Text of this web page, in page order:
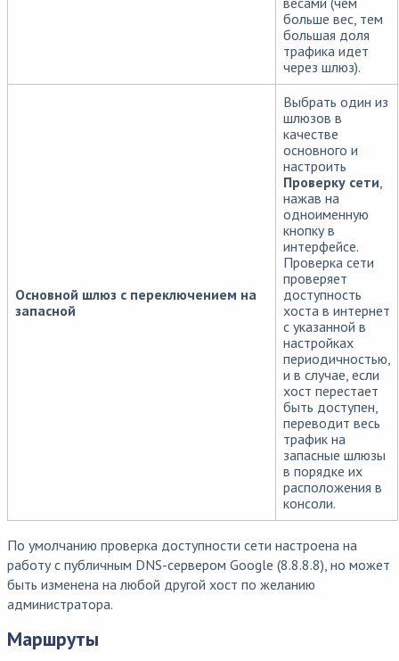
больше вес, тем
большая доля
трафика идет
через шлюз).
Основной шлюз с переключением на
запасной
Выбрать один из
шлюзов в
качестве
основного и
настроить
Проверку сети,
нажав на
одноименную
кнопку в
интерфейсе.
Проверка сети
проверяет
доступность
хоста в интернет
с указанной в
настройках
периодичностью,
и в случае, если
хост перестает
быть доступен,
переводит весь
трафик на
запасные шлюзы
в порядке их
расположения в
консоли.
По умолчанию проверка доступности сети настроена на
работу с публичным DNS-сервером Google (8.8.8.8), но может
быть изменена на любой другой хост по желанию
администратора.
Маршруты